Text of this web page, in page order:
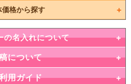
価格から探す
の名入れについて
について
用ガイド